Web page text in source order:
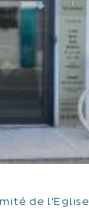
de l'Eglise